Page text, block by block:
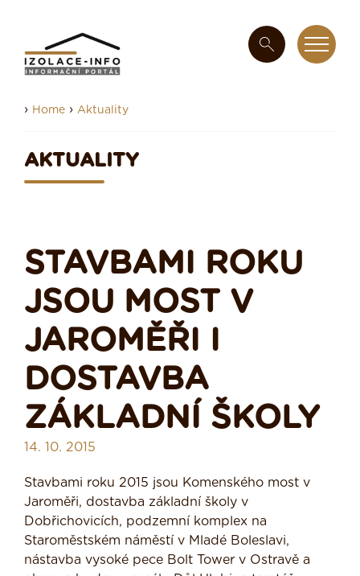
› Home › Aktuality
AKTUALITY
STAVBAMI ROKU
JSOU MOST V
JAROMĚŘI I
DOSTAVBA
ZÁKLADNÍ ŠKOLY
14. 10. 2015
Stavbami roku 2015 jsou Komenského most v
Jaroměři, dostavba základní školy v
Dobřichovicích, podzemní komplex na
Staroměstském náměstí v Mladé Boleslavi,
nástavba vysoké pece Bolt Tower v Ostravě a